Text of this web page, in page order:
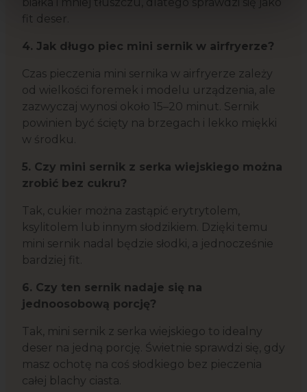
fit deser.
4. Jak długo piec mini sernik w airfryerze?
Czas pieczenia mini sernika w airfryerze zależy
od wielkości foremek i modelu urządzenia, ale
zazwyczaj wynosi około 15–20 minut. Sernik
powinien być ścięty na brzegach i lekko miękki
w środku.
5. Czy mini sernik z serka wiejskiego można
zrobić bez cukru?
Tak, cukier można zastąpić erytrytolem,
ksylitolem lub innym słodzikiem. Dzięki temu
mini sernik nadal będzie słodki, a jednocześnie
bardziej fit.
6. Czy ten sernik nadaje się na
jednoosobową porcję?
Tak, mini sernik z serka wiejskiego to idealny
deser na jedną porcję. Świetnie sprawdzi się, gdy
masz ochotę na coś słodkiego bez pieczenia
całej blachy ciasta.